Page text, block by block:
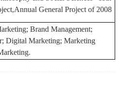
General Project of 2008
Brand Management;
Digital Marketing; Marketing